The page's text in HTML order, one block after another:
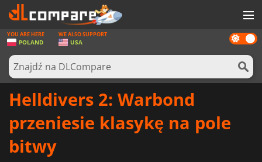
GRY
KARTY DO GIER
OPROGRAMOWANIE
SPRZĘT KOMPUTEROWY
AKTUALNOŚCI
Dark
mode
YOU ARE HERE
POLAND
WE ALSO SUPPORT
USA
Helldivers 2: Warbond
przeniesie klasykę na pole
bitwy